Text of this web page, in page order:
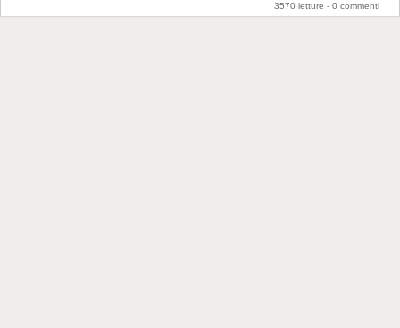
3570 letture - 0 commenti